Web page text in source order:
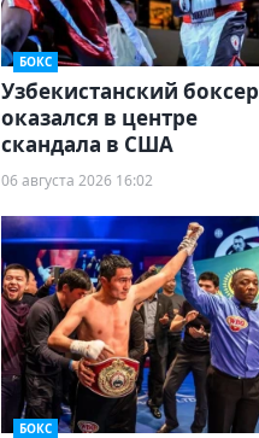
БОКС
Узбекистанский боксер
оказался в центре
скандала в США
06 августа 2026 16:02
БОКС